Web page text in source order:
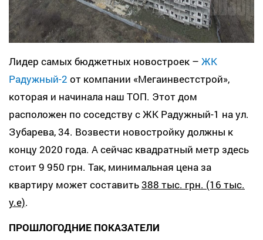
Лидер самых бюджетных новостроек – ЖК
Радужный-2 от компании «Мегаинвестстрой»,
которая и начинала наш ТОП. Этот дом
расположен по соседству с ЖК Радужный-1 на ул.
Зубарева, 34. Возвести новостройку должны к
концу 2020 года. А сейчас квадратный метр здесь
стоит 9 950 грн. Так, минимальная цена за
квартиру может составить 388 тыс. грн. (16 тыс.
у.е).
ПРОШЛОГОДНИЕ ПОКАЗАТЕЛИ